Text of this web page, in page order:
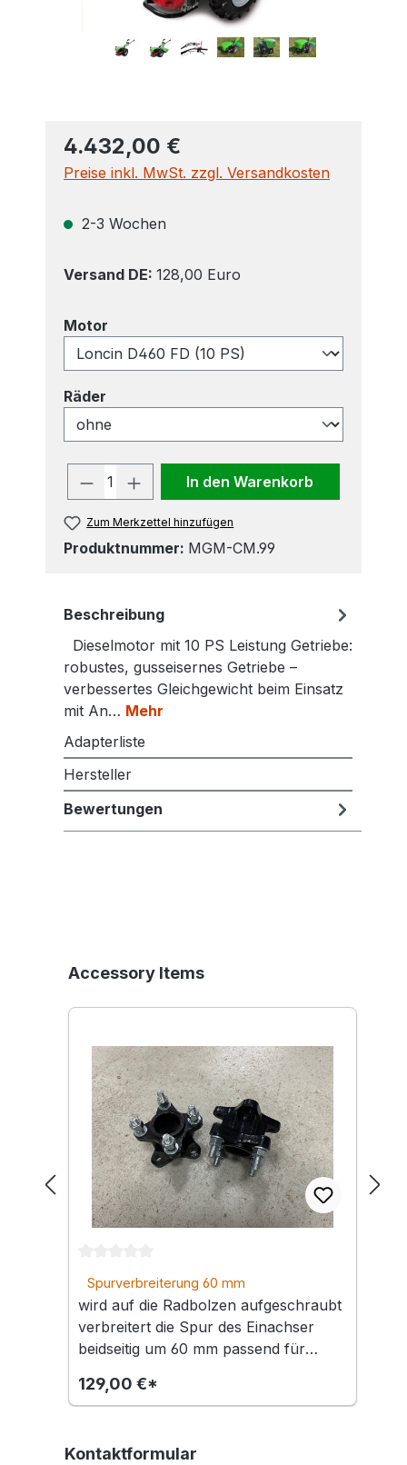
4.432,00 €
Preise inkl. MwSt. zzgl. Versandkosten
2-3 Wochen
Versand DE: 128,00 Euro
Motor
Räder
Produkt Anzahl: Gib den
In den Warenkorb
Zum Merkzettel hinzufügen
Produktnummer: MGM-CM.99
Beschreibung
Dieselmotor mit 10 PS Leistung Getriebe:
robustes, gusseisernes Getriebe –
verbessertes Gleichgewicht beim Einsatz
mit An… Mehr
Adapterliste
Hersteller
Bewertungen
Produktgalerie überspringen
Accessory Items
Durchschnittliche Bewertung von 0 von 5
Spurverbreiterung 60 mm
wird auf die Radbolzen aufgeschraubt
verbreitert die Spur des Einachser
beidseitig um 60 mm passend für
129,00 €*
Kontaktformular